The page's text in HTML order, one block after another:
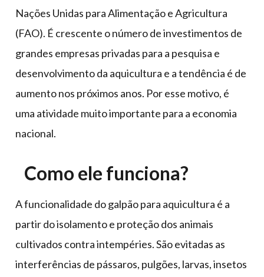
Nações Unidas para Alimentação e Agricultura
(FAO). É crescente o número de investimentos de
grandes empresas privadas para a pesquisa e
desenvolvimento da aquicultura e a tendência é de
aumento nos próximos anos. Por esse motivo, é
uma atividade muito importante para a economia
nacional.
Como ele funciona?
A funcionalidade do galpão para aquicultura é a
partir do isolamento e proteção dos animais
cultivados contra intempéries. São evitadas as
interferências de pássaros, pulgões, larvas, insetos